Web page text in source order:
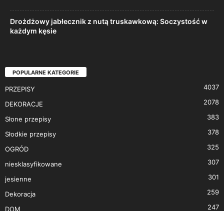
Drożdżowy jabłecznik z nutą truskawkową: Soczystość w
każdym kęsie
POPULARNE KATEGORIE
PRZEPISY 4037
DEKORACJE 2078
Słone przepisy 383
Słodkie przepisy 378
OGRÓD 325
niesklasyfikowane 307
jesienne 301
Dekoracja 259
DOM 247